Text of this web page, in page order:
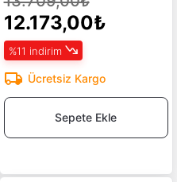
12.173,00₺
%11 indirim
Ücretsiz Kargo
Sepete Ekle